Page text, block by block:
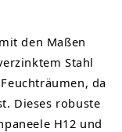
den Maßen
Stahl
da
Dieses robuste
H12 und